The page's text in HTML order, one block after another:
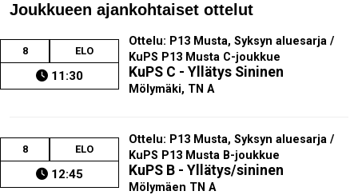
Joukkueen ajankohtaiset ottelut
8 ELO
11:30
Ottelu: P13 Musta, Syksyn aluesarja /
KuPS P13 Musta C-joukkue
KuPS C - Yllätys Sininen
Mölymäki, TN A
8 ELO
12:45
Ottelu: P13 Musta, Syksyn aluesarja /
KuPS P13 Musta B-joukkue
KuPS B - Yllätys/sininen
Mölymäen TN A